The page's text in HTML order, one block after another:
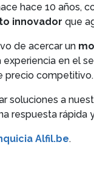
hace 10
innovador que
de acercar un
en el
precio competitivo.
soluciones a
respuesta rápida
Alfil.be.